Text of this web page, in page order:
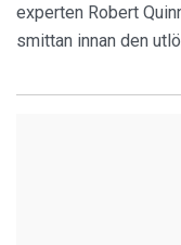
experten Robert
smittan innan den